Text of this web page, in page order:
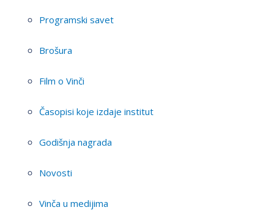
Programski savet
Brošura
Film o Vinči
Časopisi koje izdaje institut
Godišnja nagrada
Novosti
Vinča u medijima